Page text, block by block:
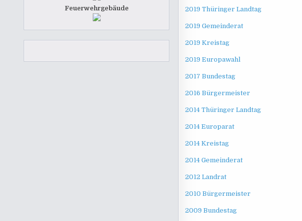
2019 Thüringer Landtag
2019 Gemeinderat
2019 Kreistag
2019 Europawahl
2017 Bundestag
2016 Bürgermeister
2014 Thüringer Landtag
2014 Europarat
2014 Kreistag
2014 Gemeinderat
2012 Landrat
2010 Bürgermeister
2009 Bundestag
Feuerwehrgebäude